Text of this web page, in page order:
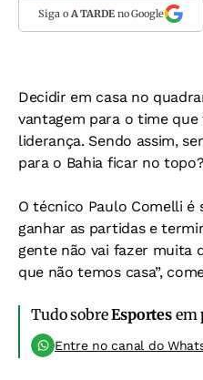
Siga o A TARDEno Google
Decidir em casa no
vantagem para o time
liderança. Sendo assim,
para o Bahia ficar no topo?
O técnico Paulo Comelli é
ganhar as partidas e
gente não vai fazer muita
que não temos casa”,
Tudo sobreEsportesem
Entre no canal do